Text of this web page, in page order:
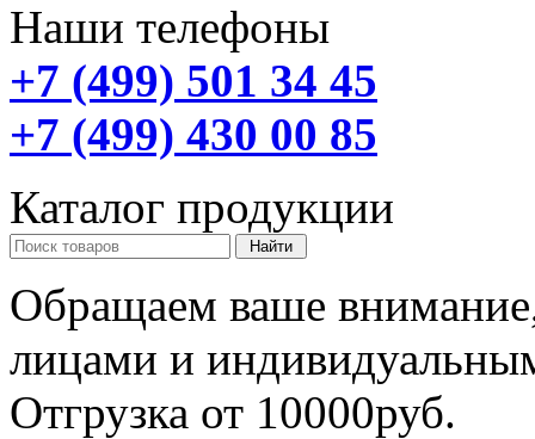
Наши телефоны
+7 (499) 501 34 45
+7 (499) 430 00 85
Каталог продукции
Обращаем ваше
лицами и
Отгрузка от 10000руб.